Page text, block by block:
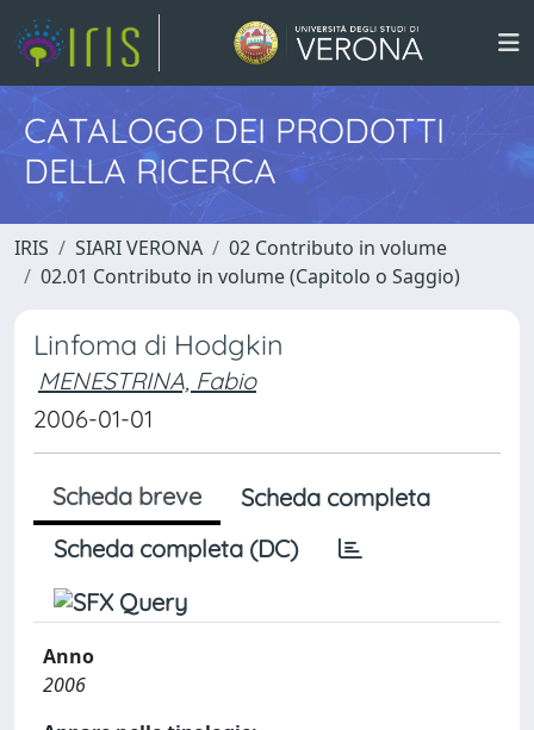
CATALOGO DEI PRODOTTI
DELLA RICERCA
IRIS SIARI VERONA
02 Contributo in volume
02.01 Contributo in volume (Capitolo o Saggio)
Linfoma di Hodgkin
MENESTRINA, Fabio
2006-01-01
Scheda breve
Scheda completa
Scheda completa (DC)
Anno
2006